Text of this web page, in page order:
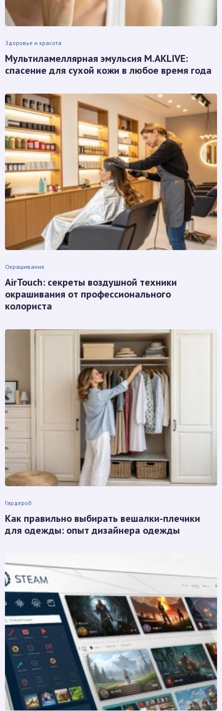
Здоровье и красота
Мультиламеллярная эмульсия M.AKLIVE:
спасение для сухой кожи в любое время года
Окрашивание
AirTouch: секреты воздушной техники
окрашивания от профессионального
колориста
Гардероб
Как правильно выбирать вешалки-плечики
для одежды: опыт дизайнера одежды